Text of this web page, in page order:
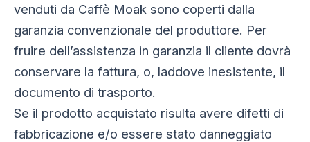
venduti da Caffè Moak sono coperti dalla
garanzia convenzionale del produttore. Per
fruire dell’assistenza in garanzia il cliente dovrà
conservare la fattura, o, laddove inesistente, il
documento di trasporto.
Se il prodotto acquistato risulta avere difetti di
fabbricazione e/o essere stato danneggiato